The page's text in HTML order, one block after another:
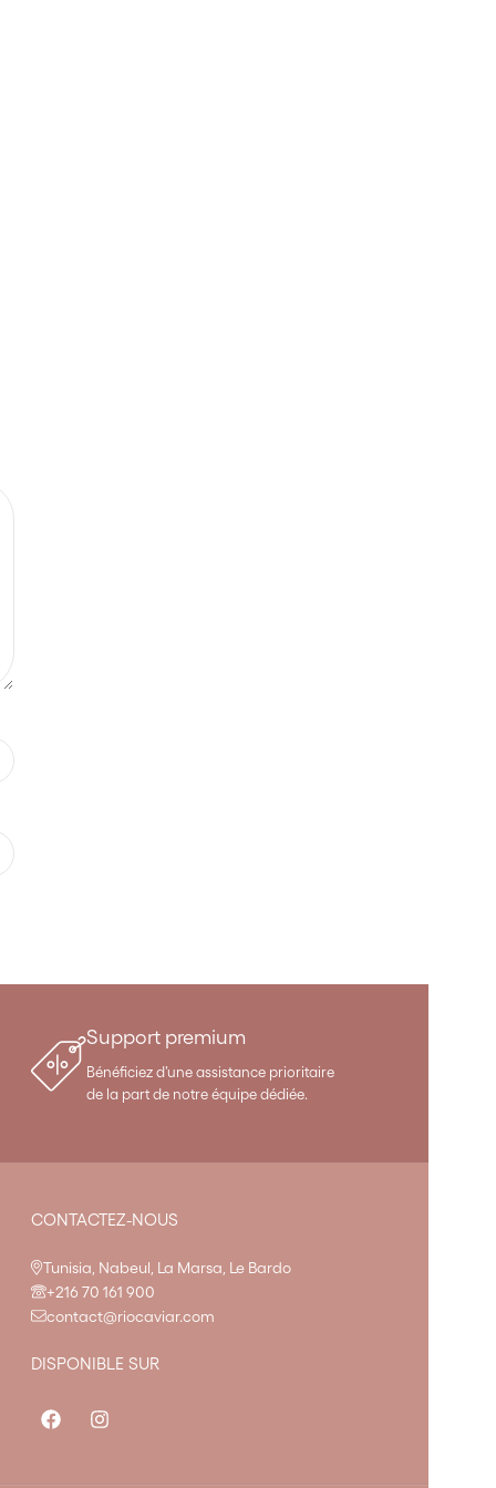
Support premium
Bénéficiez d’une assistance prioritaire
de la part de notre équipe dédiée.
CONTACTEZ-NOUS
Tunisia, Nabeul, La Marsa, Le Bardo
+216 70 161 900
contact@riocaviar.com
DISPONIBLE SUR